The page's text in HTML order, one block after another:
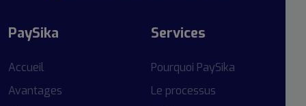
PaySika
Accueil
Avantages
Services
Pourquoi PaySika
Le processus